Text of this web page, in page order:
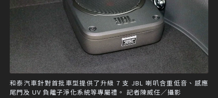
和泰汽車針對首批車型提供了升級 7 支 JBL 喇叭含重低音、感應
尾門及 UV 負離子淨化系統等專屬禮。 記者陳威任／攝影